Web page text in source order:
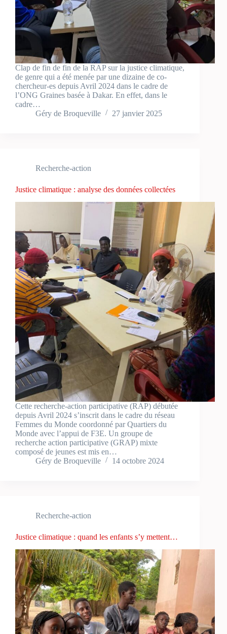
Clap de fin de fin de la RAP sur la justice climatique,
de genre qui a été menée par une dizaine de co-
chercheur-es depuis Avril 2024 dans le cadre de
l’ONG Graines basée à Dakar. En effet, dans le
cadre…
Géry de Broqueville
27 janvier 2025
Recherche-action
Justice climatique : analyse des données collectées
Cette recherche-action participative (RAP) débutée
depuis Avril 2024 s’inscrit dans le cadre du réseau
Femmes du Monde coordonné par Quartiers du
Monde avec l’appui de F3E. Un groupe de
recherche action participative (GRAP) mixte
composé de jeunes est mis en…
Géry de Broqueville
14 octobre 2024
Recherche-action
Justice climatique : quand les enfants s’y mettent…